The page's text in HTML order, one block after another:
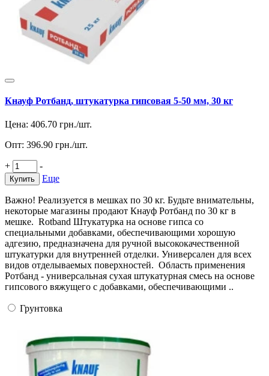
Кнауф Ротбанд, штукатурка гипсовая 5-50 мм, 30 кг
Цена: 406.70 грн./шт.
Опт: 396.90 грн./шт.
+ -
Купить Еще
Важно! Реализуется в мешках по 30 кг. Будьте внимательны,
некоторые магазины продают Кнауф Ротбанд по 30 кг в
мешке. Rotband Штукатурка на основе гипса со
специальными добавками, обеспечивающими хорошую
адгезию, предназначена для ручной высококачественной
штукатурки для внутренней отделки. Универсален для всех
видов отделываемых поверхностей. Область применения
Ротбанд - универсальная сухая штукатурная смесь на основе
гипсового вяжущего с добавками, обеспечивающими ..
Грунтовка